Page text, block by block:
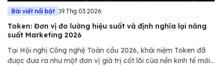
Bài viết nổi bật 19 Thg 03 2026
Token: Đơn vị đo lường hiệu suất và định nghĩa lại năng
suất Marketing 2026
Tại Hội nghị Công nghệ Toàn cầu 2026, khái niệm Token đã
được đưa ra như một đơn vị giá trị cốt lõi của nền kinh tế mới.